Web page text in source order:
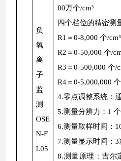
负
氧
离
子
监
测
OSE
N-F
L05
00万个/cm³
四个档位的精密测
R1＝0-8,000 个/cm³
R2＝0-50,000 个/
R3＝0-500,000 个/
R4＝0-5,000,000
4.零点调整系统：
5.测量分辨力：1
6.测量取样时间：
7.测量显示时间：3
8.测量原理：吉尔